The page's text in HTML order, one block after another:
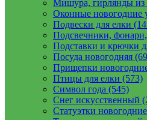
Мишура, гирлянды из
Оконные новогодние
Подвески для елки
Подсвечники,
Подставки и крючки
Посуда новогодняя
Прищепки
Птицы для елки (573)
Символ года (545)
Снег искусственный
Статуэтки